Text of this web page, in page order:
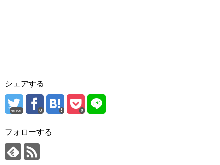
シェアする
error 0 0
フォローする